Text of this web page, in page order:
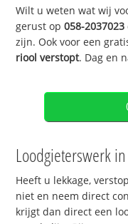
Wilt u weten wat wij
gerust op058-2037023
zijn. Ook voor een
riool verstopt. Dag en
Loodgieterswerk in
Heeft u lekkage,
niet en neem direct
krijgt dan direct een